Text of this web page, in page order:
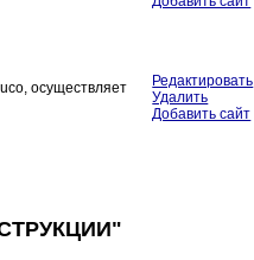
осуществляет
Редактировать
Удалить
Добавить сайт